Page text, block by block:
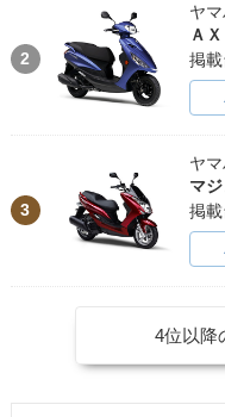
2
ヤ
Ａ
掲
3
ヤ
マ
掲
4位以降